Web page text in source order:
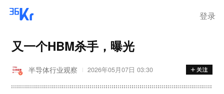
登录
又一个HBM杀手，曝光
半导体行业观察 2026年05月07日 03:30